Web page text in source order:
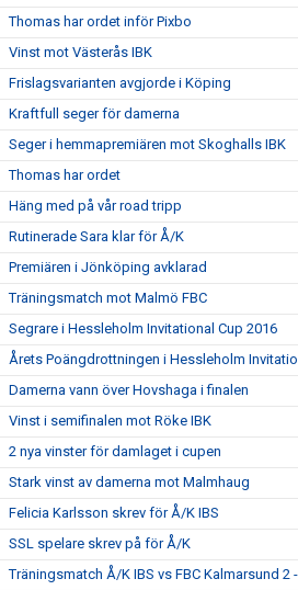
Thomas har ordet inför Pixbo
Vinst mot Västerås IBK
Frislagsvarianten avgjorde i Köping
Kraftfull seger för damerna
Seger i hemmapremiären mot Skoghalls IBK
Thomas har ordet
Häng med på vår road tripp
Rutinerade Sara klar för Å/K
Premiären i Jönköping avklarad
Träningsmatch mot Malmö FBC
Segrare i Hessleholm Invitational Cup 2016
Årets Poängdrottningen i Hessleholm
Damerna vann över Hovshaga i finalen
Vinst i semifinalen mot Röke IBK
2 nya vinster för damlaget i cupen
Stark vinst av damerna mot Malmhaug
Felicia Karlsson skrev för Å/K IBS
SSL spelare skrev på för Å/K
Träningsmatch Å/K IBS vs FBC Kalmarsund 2